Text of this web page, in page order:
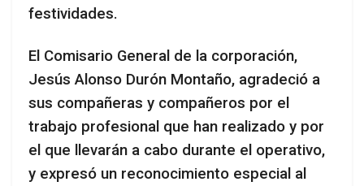
festividades.
El Comisario General de la corporación,
Jesús Alonso Durón Montaño, agradeció a
sus compañeras y compañeros por el
trabajo profesional que han realizado y por
el que llevarán a cabo durante el operativo,
y expresó un reconocimiento especial al